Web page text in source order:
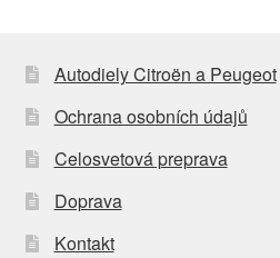
Autodiely Citroën a Peugeot
Ochrana osobních údajů
Celosvetová preprava
Doprava
Kontakt